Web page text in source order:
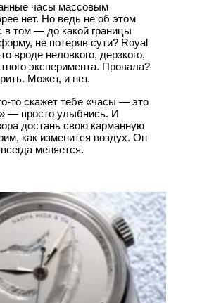
часы массовым
нет. Но ведь не об этом
в том — до какой границы
не потеряв сути? Royal
вроде неловкого, дерзкого,
эксперимента. Провала?
Может, и нет.
то скажет тебе «часы — это
— просто улыбнись. И
достань свою карманную
как изменится воздух. Он
меняется.